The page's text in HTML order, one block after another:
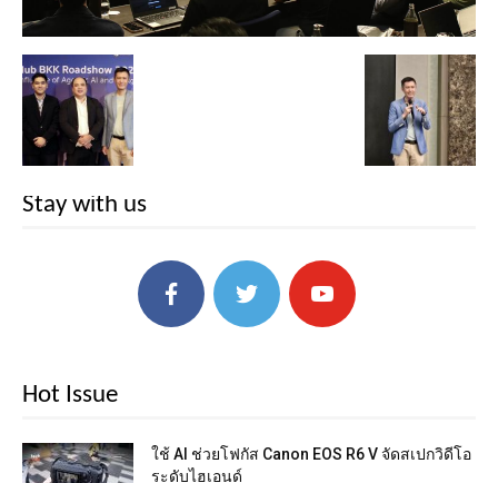
Stay with us
Hot Issue
ใช้ AI ช่วยโฟกัส Canon EOS R6 V จัดสเปกวิดีโอ
ระดับไฮเอนด์